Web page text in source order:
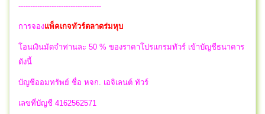
-----------------------------------
การจองแพ็คเกจทัวร์ตลาดร่มหุบ
โอนเงินมัดจำท่านละ 50 % ของราคาโปรแกรมทัวร์ เข้าบัญชีธนาคาร
ดังนี้
บัญชีออมทรัพย์ ชื่อ หจก. เอจิเลนต์ ทัวร์
เลขที่บัญชี 4162562571